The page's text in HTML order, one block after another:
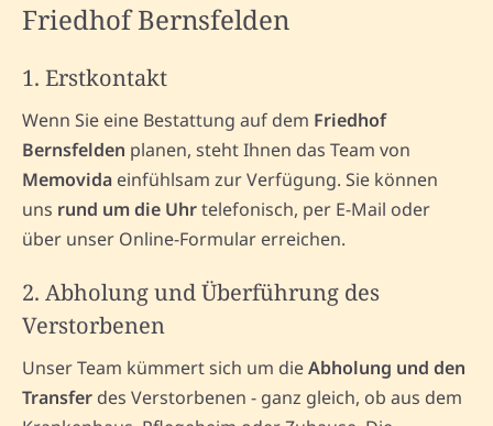
Friedhof Bernsfelden
1. Erstkontakt
Wenn Sie eine Bestattung auf dem Friedhof
Bernsfelden planen, steht Ihnen das Team von
Memovida einfühlsam zur Verfügung. Sie können
uns rund um die Uhrtelefonisch, per E-Mail oder
über unser Online-Formular erreichen.
2. Abholung und Überführung des
Verstorbenen
Unser Team kümmert sich um dieAbholung und den
Transfer des Verstorbenen - ganz gleich, ob aus dem